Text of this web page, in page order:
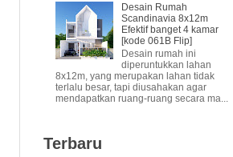
Desain Rumah
Scandinavia 8x12m
Efektif banget 4 kamar
[kode 061B Flip]
Desain rumah ini
diperuntukkan lahan
8x12m, yang merupakan lahan tidak
terlalu besar, tapi diusahakan agar
mendapatkan ruang-ruang secara ma...
Terbaru